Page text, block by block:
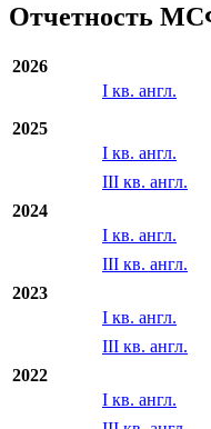
Отчетность
2026
I кв. англ.
2025
I кв. англ.
III кв. англ.
2024
I кв. англ.
III кв. англ.
2023
I кв. англ.
III кв. англ.
2022
I кв. англ.